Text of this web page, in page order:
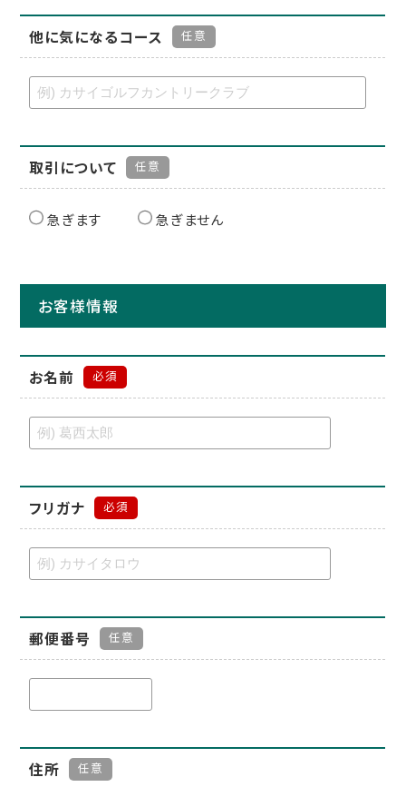
他に気になるコース 任意
取引について 任意
急ぎます 急ぎません
お客様情報
お名前 必須
フリガナ 必須
郵便番号 任意
住所 任意